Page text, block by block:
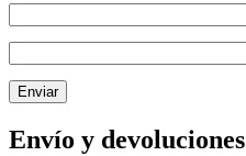
Enviar
Envío y devoluciones